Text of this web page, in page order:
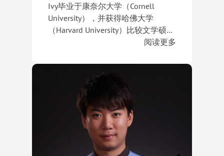
Ivy毕业于康奈尔大学（Cornell
University），并获得哈佛大学
（Harvard University）比较文学硕士
及博士学位。凭借卓越的学术背景和
在语言学习、学术写作及批判性思维
培养方面拥有深厚造诣。
写作课程，长期致力于帮助学生提升
学术表达能力、阅读分析能力及写作
技巧。她坚持因材施教，根据不同年
龄段和学习目标设计个性化教学方
案，帮助学生建立扎实的语言基础和
高效的学习方法，实现长期学术成
同时，Ivy在SAT、PSAT、SSAT及
GRE等标准化考试辅导方面拥有丰富
经验。她善于将复杂抽象的考试内容
拆解为清晰易懂的解题思路，通过科
学高效的方法帮助学生快速掌握考试
阅读更多